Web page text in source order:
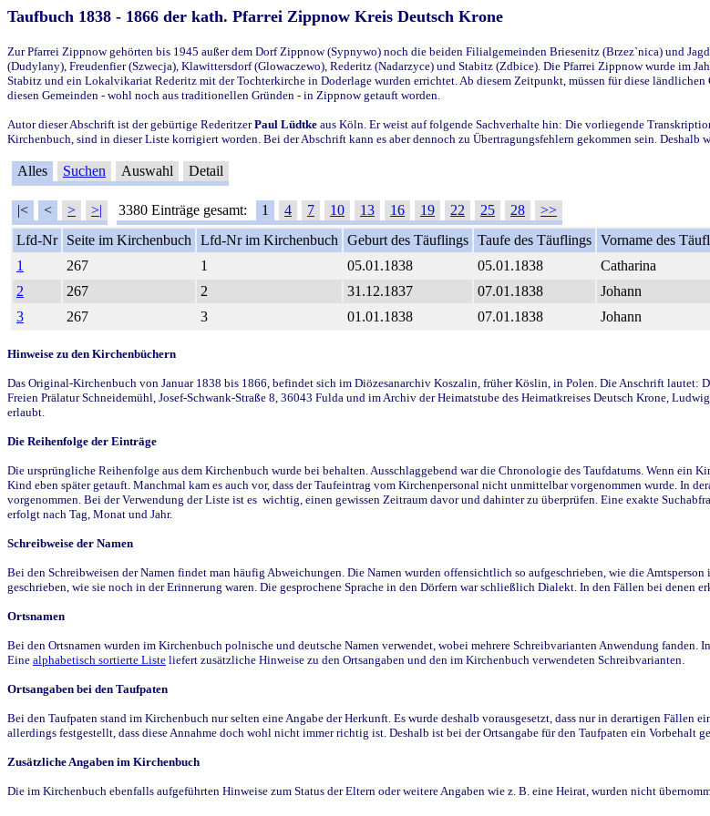
Taufbuch 1838 - 1866 der kath. Pfarrei Zippnow Kreis Deutsch Krone
Zur Pfarrei Zippnow gehörten bis 1945 außer dem Dorf Zippnow (Sypnywo) noch die beiden Filialgemeinden Briesenitz (Brzez`nica) und
(Dudylany), Freudenfier (Szwecja), Klawittersdorf (Glowaczewo), Rederitz (Nadarzyce) und Stabitz (Zdbice). Die Pfarrei Zippnow wurde im
Stabitz und ein Lokalvikariat Rederitz mit der Tochterkirche in Doderlage wurden errichtet. Ab diesem Zeitpunkt, müssen für diese
diesen Gemeinden - wohl noch aus traditionellen Gründen - in Zippnow getauft worden.
Autor dieser Abschrift ist der gebürtige RederitzerPaul Lüdtke aus Köln. Er weist auf folgende Sachverhalte hin: Die vorliegende
Kirchenbuch, sind in dieser Liste korrigiert worden. Bei der Abschrift kann es aber dennoch zu Übertragungsfehlern gekommen sein. Deshalb
Alles Suchen Auswahl Detail
|< < > >| 3380 Einträge gesamt: 1 4 7 10 13 16 19 22 25 28
>>
Lfd-Nr
Seite im Kirchenbuch Lfd-Nr im Kirchenbuch Geburt des Täuflings Taufe des Täuflings Vorname des
1
267 1 05.01.1838 05.01.1838 Catharina
2
267 2 31.12.1837 07.01.1838 Johann
3
267 3 01.01.1838 07.01.1838 Johann
Hinweise zu den Kirchenbüchern
Das Original-Kirchenbuch von Januar 1838 bis 1866, befindet sich im Diözesanarchiv Koszalin, früher Köslin, in Polen. Die Anschrift
Freien Prälatur Schneidemühl, Josef-Schwank-Straße 8, 36043 Fulda und im Archiv der Heimatstube des Heimatkreises Deutsch Krone,
erlaubt.
Die Reihenfolge der Einträge
Die ursprüngliche Reihenfolge aus dem Kirchenbuch wurde bei behalten. Ausschlaggebend war die Chronologie des Taufdatums. Wenn ein
Kind eben später getauft. Manchmal kam es auch vor, dass der Taufeintrag vom Kirchenpersonal nicht unmittelbar vorgenommen wurde. In
vorgenommen. Bei der Verwendung der Liste ist es wichtig, einen gewissen Zeitraum davor und dahinter zu überprüfen. Eine exakte
erfolgt nach Tag, Monat und Jahr.
Schreibweise der Namen
Bei den Schreibweisen der Namen findet man häufig Abweichungen. Die Namen wurden offensichtlich so aufgeschrieben, wie die
geschrieben, wie sie noch in der Erinnerung waren. Die gesprochene Sprache in den Dörfern war schließlich Dialekt. In den Fällen bei denen
Ortsnamen
Bei den Ortsnamen wurden im Kirchenbuch polnische und deutsche Namen verwendet, wobei mehrere Schreibvarianten Anwendung fanden.
Eine alphabetisch sortierte Liste liefert zusätzliche Hinweise zu den Ortsangaben und den im Kirchenbuch verwendeten Schreibvarianten.
Ortsangaben bei den Taufpaten
Bei den Taufpaten stand im Kirchenbuch nur selten eine Angabe der Herkunft. Es wurde deshalb vorausgesetzt, dass nur in derartigen Fällen
allerdings festgestellt, dass diese Annahme doch wohl nicht immer richtig ist. Deshalb ist bei der Ortsangabe für den Taufpaten ein Vorbehalt
Zusätzliche Angaben im Kirchenbuch
Die im Kirchenbuch ebenfalls aufgeführten Hinweise zum Status der Eltern oder weitere Angaben wie z. B. eine Heirat, wurden nicht